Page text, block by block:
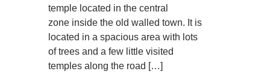
temple located in the central
zone inside the old walled town. It is
located in a spacious area with lots
of trees and a few little visited
temples along the road […]